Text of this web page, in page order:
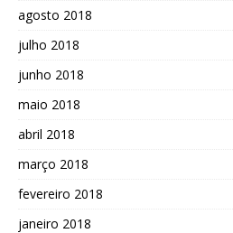
agosto 2018
julho 2018
junho 2018
maio 2018
abril 2018
março 2018
fevereiro 2018
janeiro 2018